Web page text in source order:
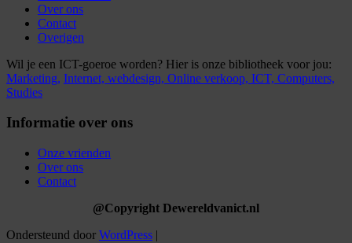
Over ons
Contact
Overigen
Wil je een ICT-goeroe worden? Hier is onze bibliotheek voor jou:
Marketing, Internet, webdesign, Online verkoop, ICT, Computers,
Studies
Informatie over ons
Onze vrienden
Over ons
Contact
@Copyright Dewereldvanict.nl
Ondersteund door WordPress |